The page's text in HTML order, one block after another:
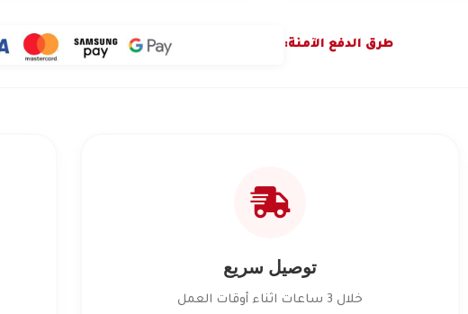
طرق الدفع الآمنة:
توصيل سريع
خلال 3 ساعات اثناء أوقات العمل